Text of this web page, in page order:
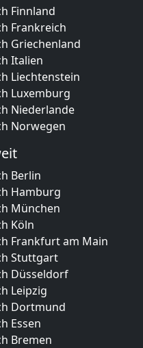
Finnland
Frankreich
Griechenland
Italien
Liechtenstein
Luxemburg
Niederlande
Norwegen
Berlin
Hamburg
München
Köln
Frankfurt am Main
Stuttgart
Düsseldorf
Leipzig
Dortmund
Essen
Bremen